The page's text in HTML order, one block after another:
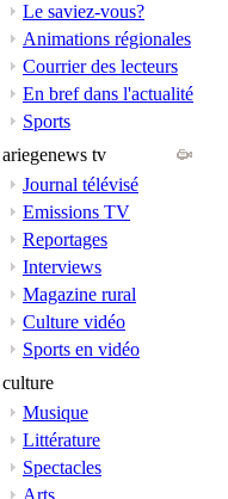
Le saviez-vous?
Animations régionales
Courrier des lecteurs
En bref dans l'actualité
Sports
ariegenews tv
Journal télévisé
Emissions TV
Reportages
Interviews
Magazine rural
Culture vidéo
Sports en vidéo
culture
Musique
Littérature
Spectacles
Arts